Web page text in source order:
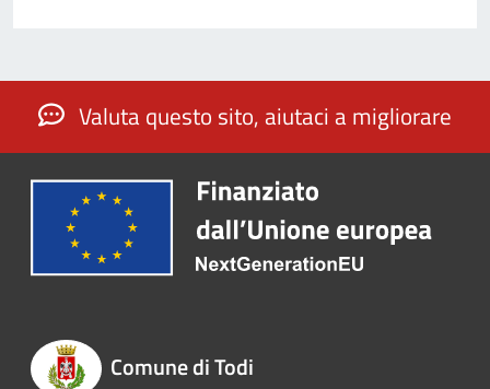
Valuta questo sito, aiutaci a migliorare
Comune di Todi